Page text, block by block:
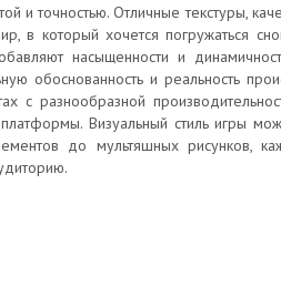
и точностью. Отличные текстуры,
в который хочется погружаться
насыщенности и
обоснованность и реальность
с разнообразной
Визуальный стиль игры
до мультяшных рисунков,